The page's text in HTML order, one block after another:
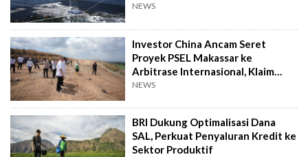
NEWS
Investor China Ancam Seret
Proyek PSEL Makassar ke
Arbitrase Internasional, Klaim
Rugi Rp2,4 T
NEWS
BRI Dukung Optimalisasi Dana
SAL, Perkuat Penyaluran Kredit ke
Sektor Produktif